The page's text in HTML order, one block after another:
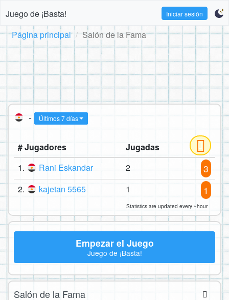
Juego de ¡Basta! Iniciar sesión
Página principal Salón de la Fama
- Últimos 7 días
# Jugadores
Jugadas
1.
Rani Eskandar 2 3
2. kajetan 5565 1 1
Statistics are updated every ~hour
Empezar el Juego
Juego de ¡Basta!
Salón de la Fama